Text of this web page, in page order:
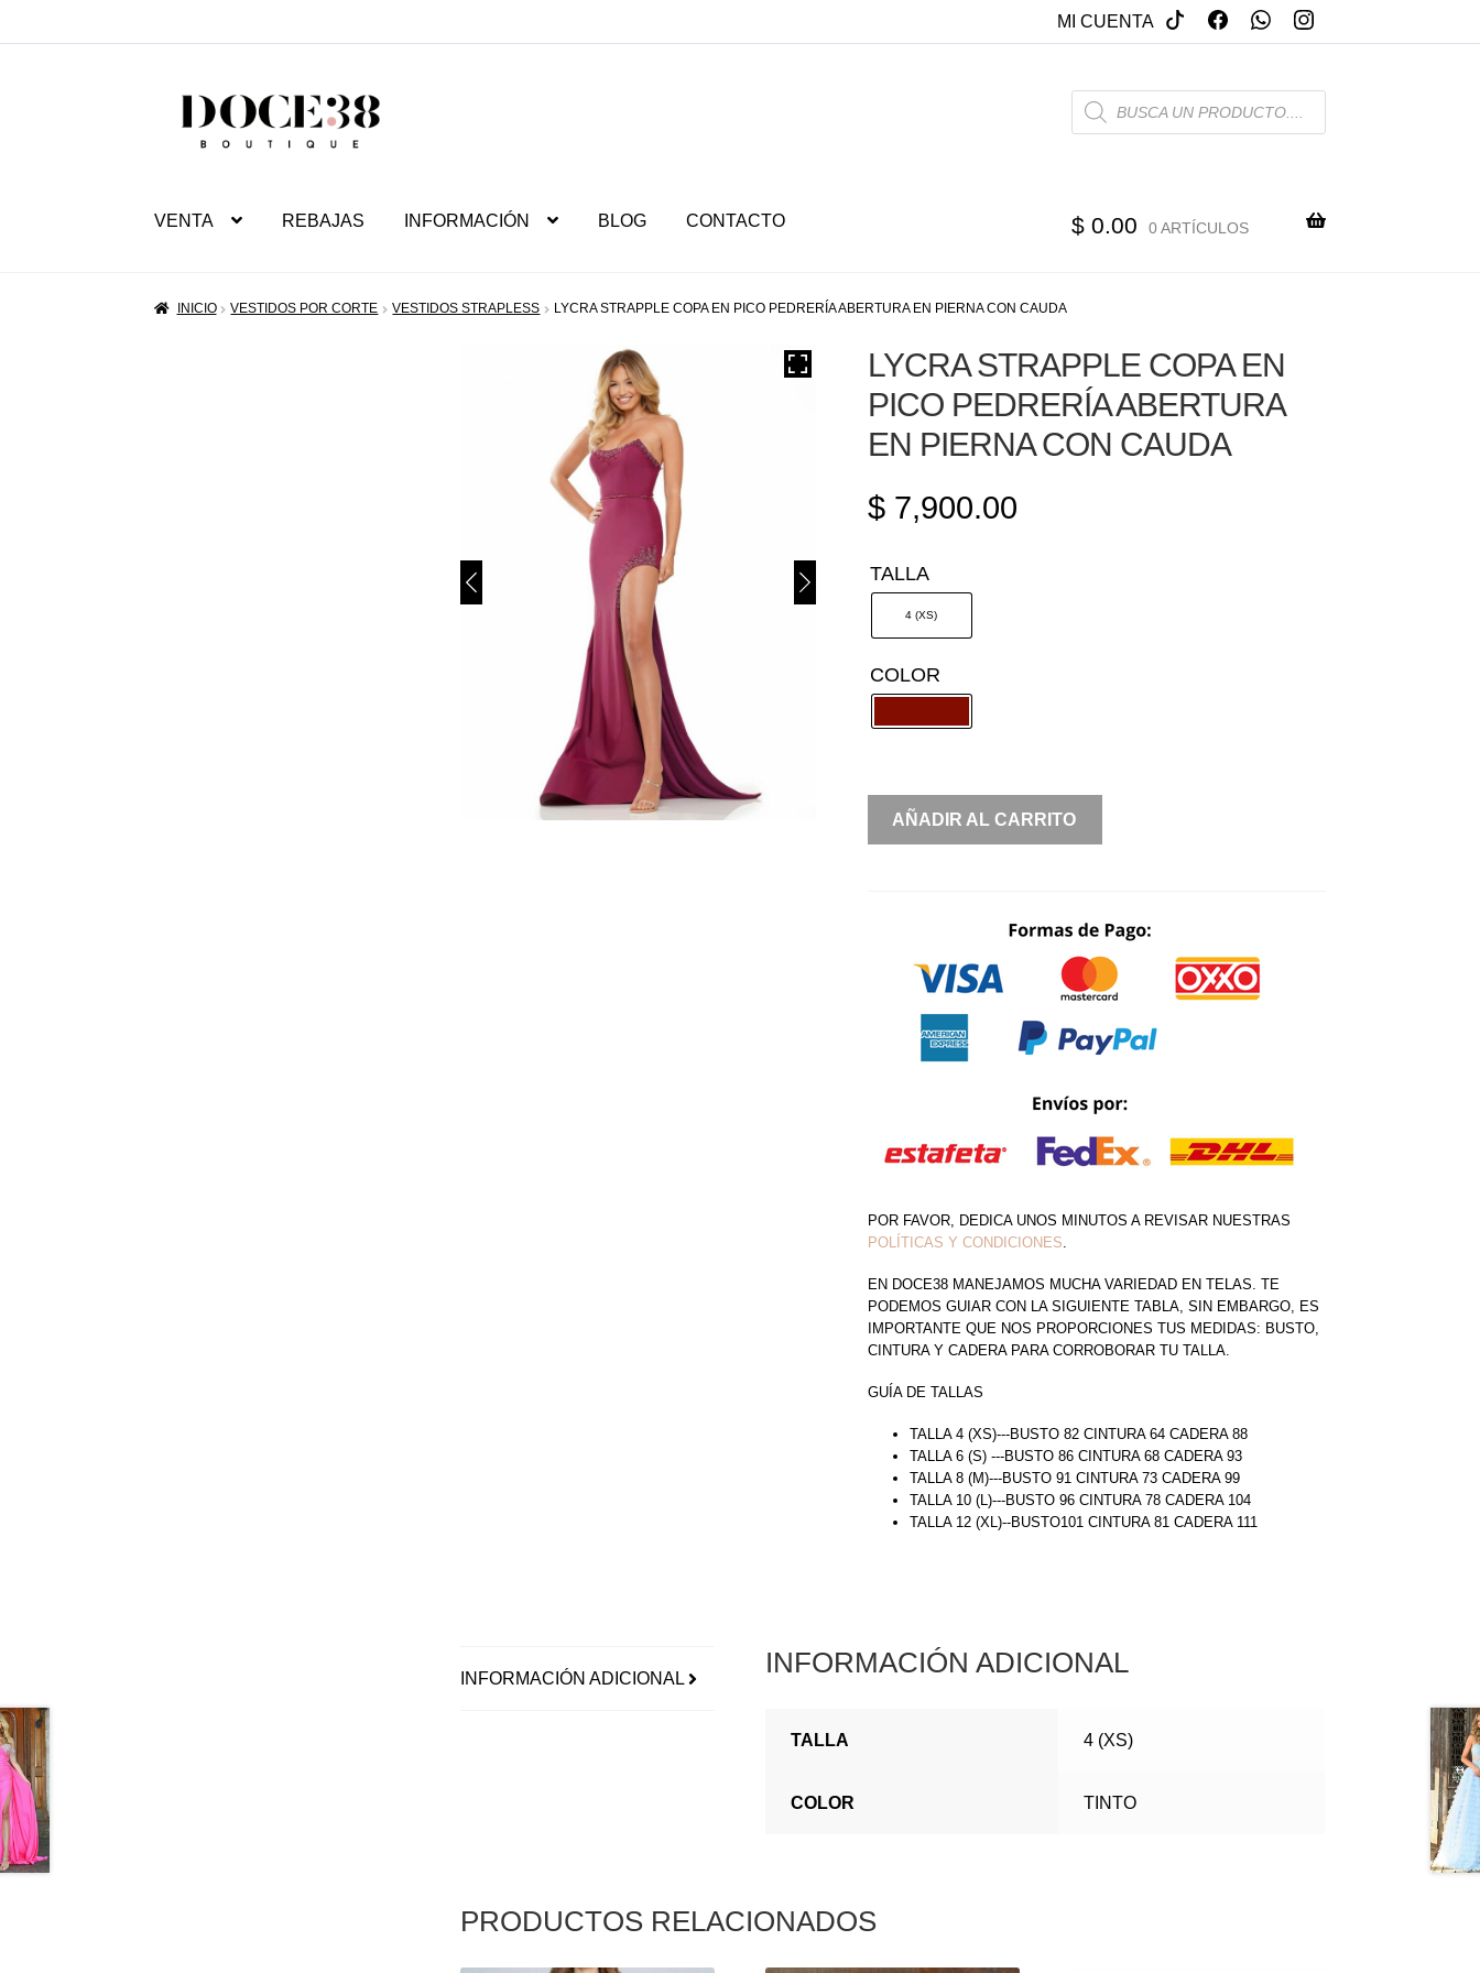
MI CUENTA
SALTAR
PRODUCTS
SEARCH
VENTA REBAJAS INFORMACIÓN BLOG CONTACTO $0.00 0 ARTÍCULOS
INICIO VESTIDOS POR CORTE VESTIDOS STRAPLESS LYCRA STRAPPLE COPA EN PICO PEDRERÍA ABERTURA EN PIERNA CON CAUDA
LYCRA STRAPPLE COPA EN
PICO PEDRERÍA ABERTURA
EN PIERNA CON CAUDA
$7,900.00
TALLA
4 (XS)
COLOR
LYCRA
STRAPPLE
PEDRERÍA
ABERTURA
PIERNA
CANTIDAD
AÑADIR AL CARRITO
POR FAVOR, DEDICA UNOS MINUTOS A REVISAR NUESTRAS
POLÍTICAS Y CONDICIONES
EN DOCE38 MANEJAMOS MUCHA VARIEDAD EN TELAS. TE
PODEMOS GUIAR CON LA SIGUIENTE TABLA, SIN EMBARGO, ES
IMPORTANTE QUE NOS PROPORCIONES TUS MEDIDAS: BUSTO,
CINTURA Y CADERA PARA CORROBORAR TU TALLA.
GUÍA DE TALLAS
TALLA 4 (XS)---BUSTO 82 CINTURA 64 CADERA 88
TALLA 6 (S) ---BUSTO 86 CINTURA 68 CADERA 93
TALLA 8 (M)---BUSTO 91 CINTURA 73 CADERA 99
TALLA 10 (L)---BUSTO 96 CINTURA 78 CADERA 104
TALLA 12 (XL)--BUSTO101 CINTURA 81 CADERA 111
INFORMACIÓN ADICIONAL
INFORMACIÓN ADICIONAL
TALLA 4 (XS)
COLOR TINTO
PRODUCTOS RELACIONADOS